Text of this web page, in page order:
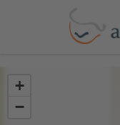
+
−